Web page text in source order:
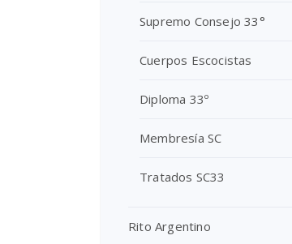
Supremo Consejo 33°
Cuerpos Escocistas
Diploma 33º
Membresía SC
Tratados SC33
Rito Argentino